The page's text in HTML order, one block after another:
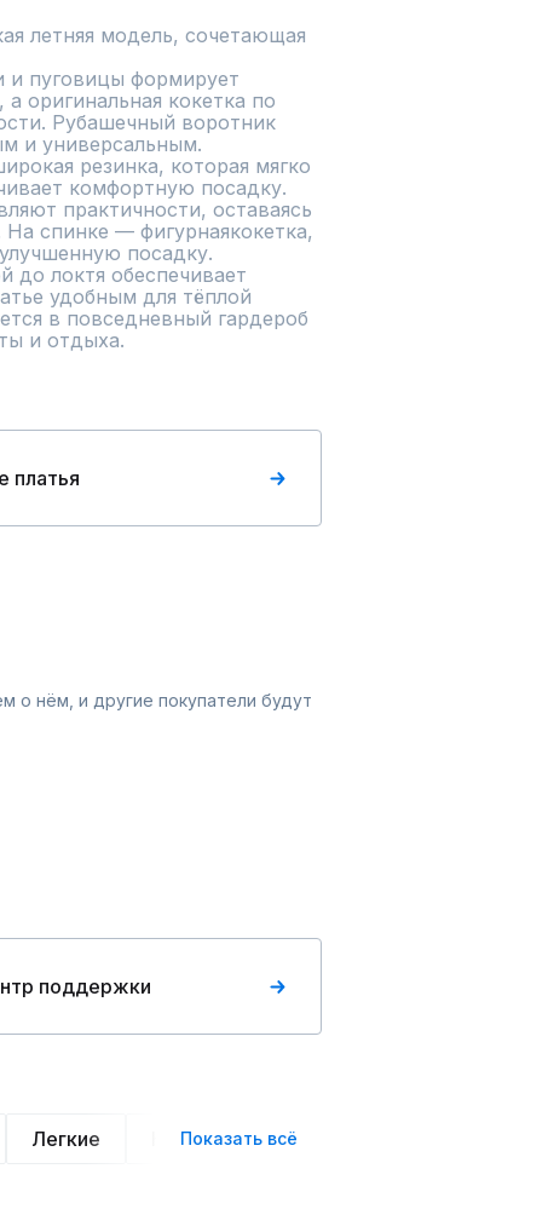
летняя модель, сочетающая
и пуговицы формирует
оригинальная кокетка по
Рубашечный воротник
и универсальным.
резинка, которая мягко
комфортную посадку.
практичности, оставаясь
спинке — фигурнаякокетка,
посадку.
до локтя обеспечивает
удобным для тёплой
в повседневный гардероб
и отдыха.
платья
о нём, и другие покупатели будут
поддержки
Легкие Нарядные
Показать всё